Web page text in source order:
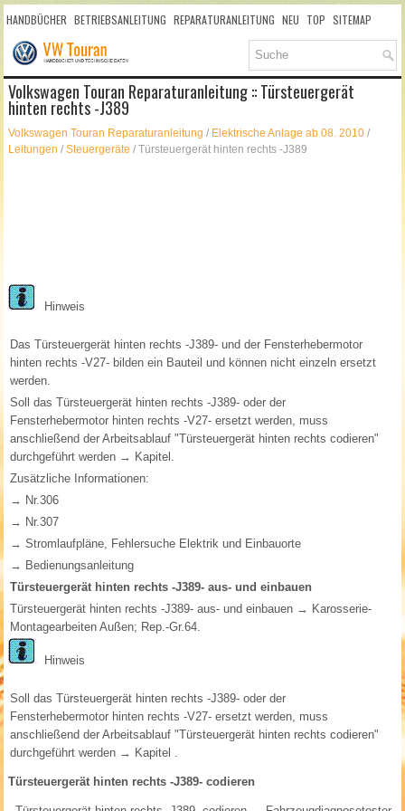
HANDBÜCHER BETRIEBSANLEITUNG REPARATURANLEITUNG NEU TOP SITEMAP
SUCHLAUF
Volkswagen Touran Reparaturanleitung :: Türsteuergerät
hinten rechts -J389
Volkswagen Touran Reparaturanleitung / Elektrische Anlage ab 08. 2010 /
Leitungen /Steuergeräte / Türsteuergerät hinten rechts -J389
Hinweis
Das Türsteuergerät hinten rechts -J389- und der Fensterhebermotor
hinten rechts -V27- bilden ein Bauteil und können nicht einzeln ersetzt
werden.
Soll das Türsteuergerät hinten rechts -J389- oder der
Fensterhebermotor hinten rechts -V27- ersetzt werden, muss
anschließend der Arbeitsablauf "Türsteuergerät hinten rechts codieren"
durchgeführt werden → Kapitel.
Zusätzliche Informationen:
→ Nr.306
→ Nr.307
→ Stromlaufpläne, Fehlersuche Elektrik und Einbauorte
→ Bedienungsanleitung
Türsteuergerät hinten rechts -J389- aus- und einbauen
Türsteuergerät hinten rechts -J389- aus- und einbauen → Karosserie-
Montagearbeiten Außen; Rep.-Gr.64.
Hinweis
Soll das Türsteuergerät hinten rechts -J389- oder der
Fensterhebermotor hinten rechts -V27- ersetzt werden, muss
anschließend der Arbeitsablauf "Türsteuergerät hinten rechts codieren"
durchgeführt werden → Kapitel .
Türsteuergerät hinten rechts -J389- codieren